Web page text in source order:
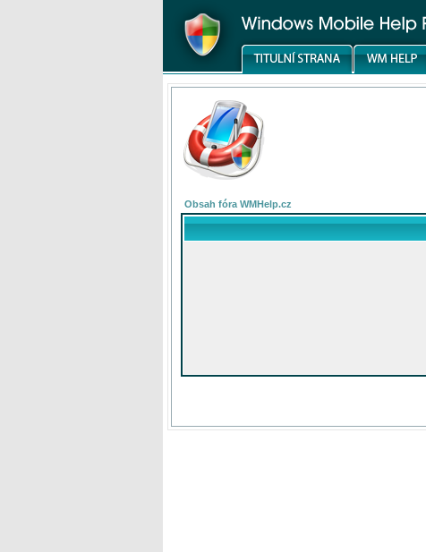
Obsah fóra WMHelp.cz